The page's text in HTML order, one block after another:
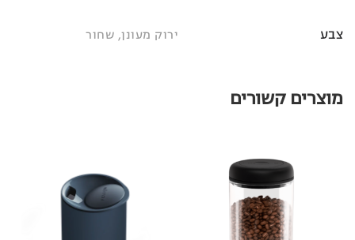
צבע ירוק מעונן, שחור
מוצרים קשורים